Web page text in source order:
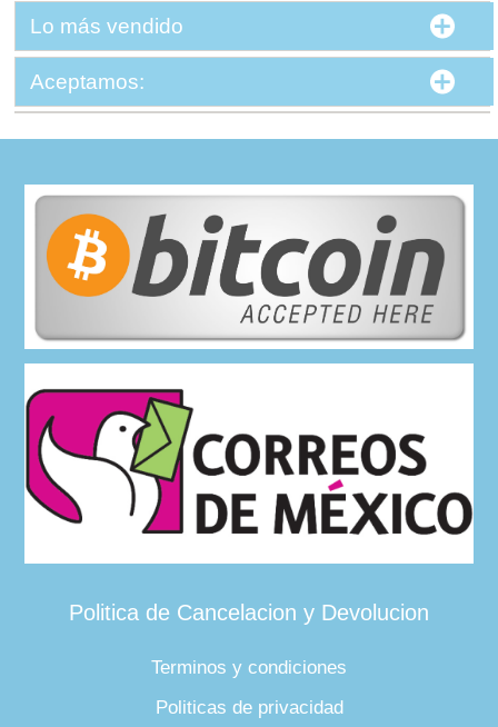
Lo más vendido
Aceptamos:
Politica de Cancelacion y Devolucion
Terminos y condiciones
Politicas de privacidad